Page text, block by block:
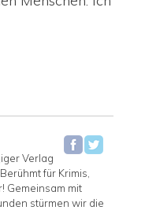
Verlag
für Krimis,
Gemeinsam mit
stürmen wir die